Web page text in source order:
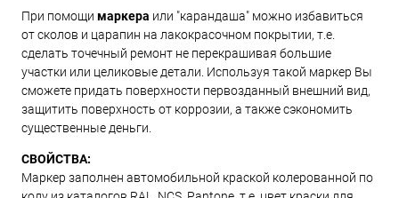
При помощи маркера или "карандаша" можно избавиться
от сколов и царапин на лакокрасочном покрытии, т.е.
сделать точечный ремонт не перекрашивая большие
участки или целиковые детали. Используя такой маркер Вы
сможете придать поверхности первозданный внешний вид,
защитить поверхность от коррозии, а также сэкономить
существенные деньги.
СВОЙСТВА:
Маркер заполнен автомобильной краской колерованной по